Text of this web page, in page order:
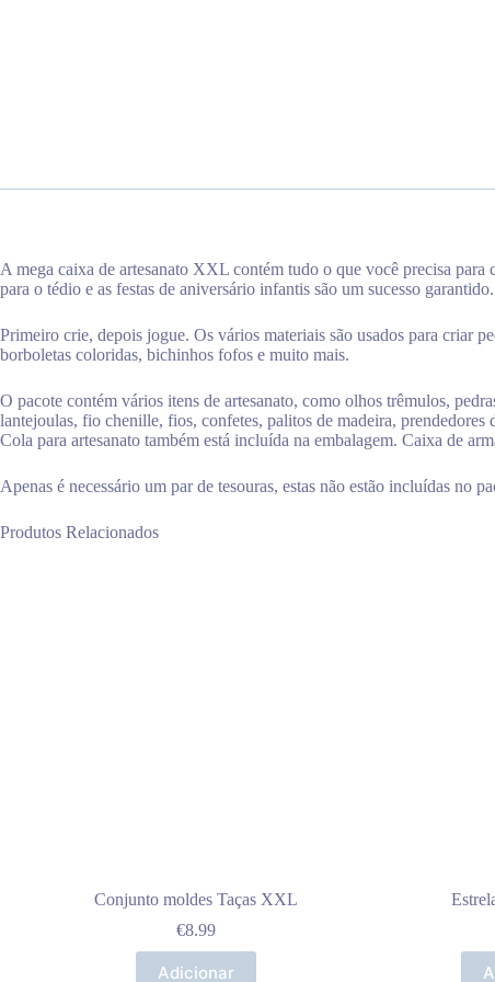
A mega caixa de artesanato XXL contém tudo o que você precisa
para o tédio e as festas de aniversário infantis são um sucesso garantido.
Primeiro crie, depois jogue. Os vários materiais são usados para criar
borboletas coloridas, bichinhos fofos e muito mais.
O pacote contém vários itens de artesanato, como olhos trêmulos,
lantejoulas, fio chenille, fios, confetes, palitos de madeira,
Cola para artesanato também está incluída na embalagem. Caixa de
Apenas é necessário um par de tesouras, estas não estão incluídas no
Produtos Relacionados
Conjunto moldes Taças XXL
€8.99
Adicionar